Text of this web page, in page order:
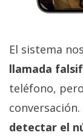
El sistema
llamada
teléfono,
detectar el